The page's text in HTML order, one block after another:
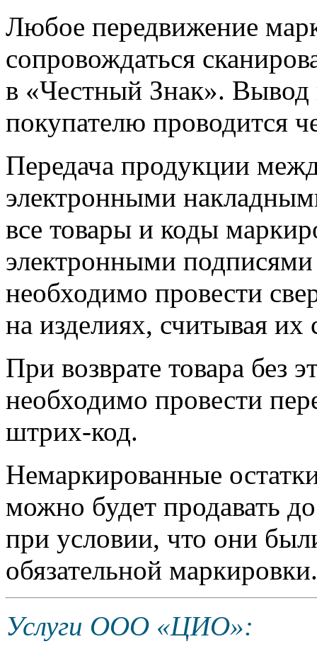
Любое передвижение
сопровождаться
в «Честный Знак». Вывод
покупателю проводится
Передача продукции
электронными
все товары и коды
электронными
необходимо провести
на изделиях, считывая их
При возврате товара без
необходимо провести
штрих-код.
Немаркированные
можно будет продавать
при условии, что они
обязательной маркировки.
Услуги ООО «ЦИО»: